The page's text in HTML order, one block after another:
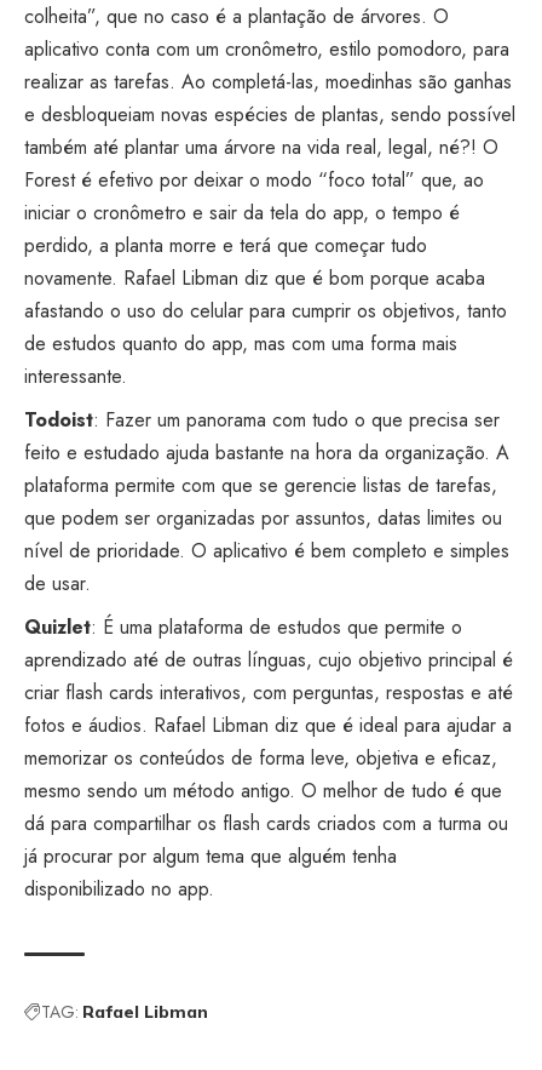
colheita”, que no caso é a plantação de árvores. O
aplicativo conta com um cronômetro, estilo pomodoro, para
realizar as tarefas. Ao completá-las, moedinhas são ganhas
e desbloqueiam novas espécies de plantas, sendo possível
também até plantar uma árvore na vida real, legal, né?! O
Forest é efetivo por deixar o modo “foco total” que, ao
iniciar o cronômetro e sair da tela do app, o tempo é
perdido, a planta morre e terá que começar tudo
novamente. Rafael Libman diz que é bom porque acaba
afastando o uso do celular para cumprir os objetivos, tanto
de estudos quanto do app, mas com uma forma mais
interessante.
Todoist: Fazer um panorama com tudo o que precisa ser
feito e estudado ajuda bastante na hora da organização. A
plataforma permite com que se gerencie listas de tarefas,
que podem ser organizadas por assuntos, datas limites ou
nível de prioridade. O aplicativo é bem completo e simples
de usar.
Quizlet: É uma plataforma de estudos que permite o
aprendizado até de outras línguas, cujo objetivo principal é
criar flash cards interativos, com perguntas, respostas e até
fotos e áudios. Rafael Libman diz que é ideal para ajudar a
memorizar os conteúdos de forma leve, objetiva e eficaz,
mesmo sendo um método antigo. O melhor de tudo é que
dá para compartilhar os flash cards criados com a turma ou
já procurar por algum tema que alguém tenha
disponibilizado no app.
TAG: Rafael Libman